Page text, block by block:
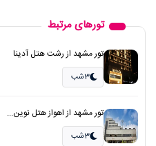
تورهای مرتبط
تور مشهد از رشت هتل آدینا
3شب
تور مشهد از اهواز هتل نوین...
3شب